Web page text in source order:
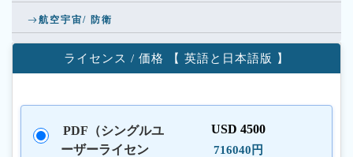
航空宇宙/ 防衛
ライセンス / 価格 【 英語と日本語版 】
PDF（シングルユ
ーザーライセン
USD 4500
716040円